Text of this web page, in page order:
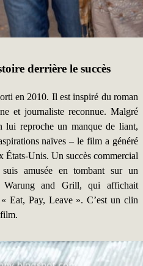
derrière le succès
en 2010. Il est inspiré du roman
et journaliste reconnue. Malgré
lui reproche un manque de liant,
naïves – le film a généré
États-Unis. Un succès commercial
amusée en tombant sur un
Warung and Grill, qui affichait
Eat, Pay, Leave ». C’est un clin